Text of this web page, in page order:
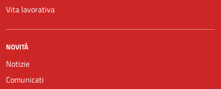
Vita lavorativa
NOVITÀ
Notizie
Comunicati